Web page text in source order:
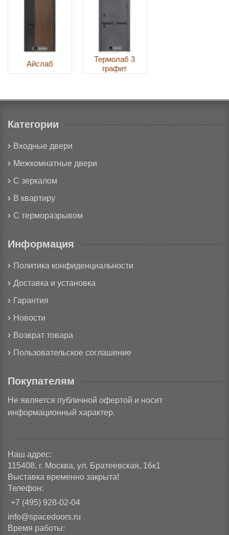
Айслаб
Термолаб 3
графит
Категории
Входные двери
Межкомнатные двери
С зеркалом
В квартиру
С терморазрывом
Информация
Политика конфиденциальности
Доставка и установка
Гарантия
Новости
Возврат товара
Пользовательское соглашение
Покупателям
Не является публичной офертой и носит
информационный характер.
Наш адрес:
115408, г. Москва, ул. Братеевская, 16к1
Выставка временно закрыта!
Телефон:
+7 (495) 928-02-04
info@spacedoors.ru
Время работы: